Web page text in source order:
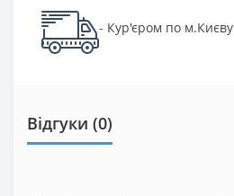
- Кур'єром по м.Києву
Відгуки (0)